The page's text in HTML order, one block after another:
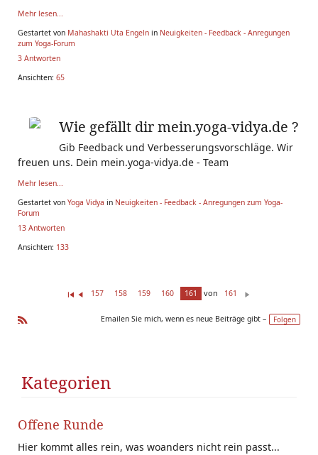
Mehr lesen...
Gestartet von Mahashakti Uta Engeln in Neuigkeiten - Feedback - Anregungen
zum Yoga-Forum
3 Antworten
Ansichten: 65
Wie gefällt dir mein.yoga-vidya.de ?
Gib Feedback und Verbesserungsvorschläge. Wir
freuen uns. Dein mein.yoga-vidya.de - Team
Mehr lesen...
Gestartet von Yoga Vidya in Neuigkeiten - Feedback - Anregungen zum Yoga-
Forum
13 Antworten
Ansichten: 133
157 158 159 160 161 von 161
ei
Emailen Sie mich, wenn es neue Beiträge gibt – Folgen
Kategorien
Offene Runde
Hier kommt alles rein, was woanders nicht rein passt...